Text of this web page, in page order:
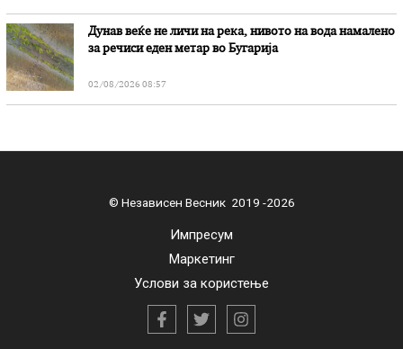
Дунав веќе не личи на река, нивото на вода намалено
за речиси еден метар во Бугарија
02/08/2026 08:57
© Независен Весник 2019 -2026
Импресум
Маркетинг
Услови за користење